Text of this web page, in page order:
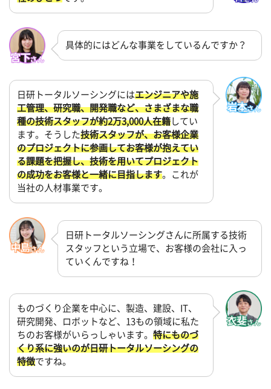
具体的にはどんな事業をしているんですか？
日研トータルソーシングにはエンジニアや施
工管理、研究職、開発職など、さまざまな職
種の技術スタッフが約2万3,000人在籍 してい
ます。そうした技術スタッフが、お客様企業
のプロジェクトに参画してお客様が抱えてい
る課題を把握し、技術を用いてプロジェクト
の成功をお客様と一緒に目指します。これが
当社の人材事業です。
日研トータルソーシングさんに所属する技術
スタッフという立場で、お客様の会社に入っ
ていくんですね！
ものづくり企業を中心に、製造、建設、IT、
研究開発、ロボットなど、13もの領域に私た
ちのお客様がいらっしゃいます。 特にものづ
くり系に強いのが日研トータルソーシングの
特徴ですね。